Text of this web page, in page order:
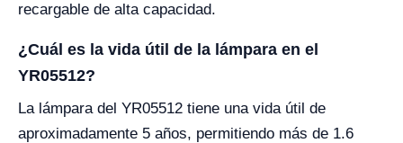
recargable de alta capacidad.
¿Cuál es la vida útil de la lámpara en el
YR05512?
La lámpara del YR05512 tiene una vida útil de
aproximadamente 5 años, permitiendo más de 1.6